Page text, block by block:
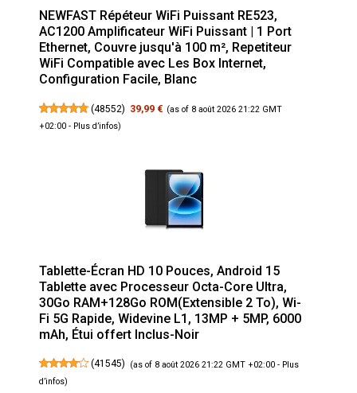
NEWFAST Répéteur WiFi Puissant RE523,
AC1200 Amplificateur WiFi Puissant | 1 Port
Ethernet, Couvre jusqu'à 100 m², Repetiteur
WiFi Compatible avec Les Box Internet,
Configuration Facile, Blanc
(48552) 39,99 € (as of 8 août 2026 21:22 GMT
+02:00 - Plus d’infos)
Tablette-Écran HD 10 Pouces, Android 15
Tablette avec Processeur Octa-Core Ultra,
30Go RAM+128Go ROM(Extensible 2 To), Wi-
Fi 5G Rapide, Widevine L1, 13MP + 5MP, 6000
mAh, Étui offert Inclus-Noir
(41545) (as of 8 août 2026 21:22 GMT +02:00 - Plus
d’infos)